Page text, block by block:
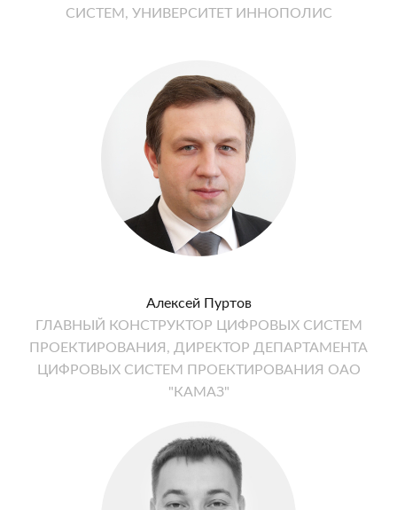
СИСТЕМ, УНИВЕРСИТЕТ ИННОПОЛИС
Алексей Пуртов
ГЛАВНЫЙ КОНСТРУКТОР ЦИФРОВЫХ СИСТЕМ
ПРОЕКТИРОВАНИЯ, ДИРЕКТОР ДЕПАРТАМЕНТА
ЦИФРОВЫХ СИСТЕМ ПРОЕКТИРОВАНИЯ ОАО
"КАМАЗ"